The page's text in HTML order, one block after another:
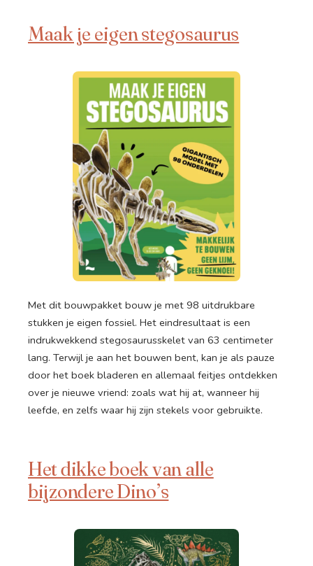
Maak je eigen stegosaurus
Met dit bouwpakket bouw je met 98 uitdrukbare
stukken je eigen fossiel. Het eindresultaat is een
indrukwekkend stegosaurusskelet van 63 centimeter
lang. Terwijl je aan het bouwen bent, kan je als pauze
door het boek bladeren en allemaal feitjes ontdekken
over je nieuwe vriend: zoals wat hij at, wanneer hij
leefde, en zelfs waar hij zijn stekels voor gebruikte.
Het dikke boek van alle
bijzondere Dino’s